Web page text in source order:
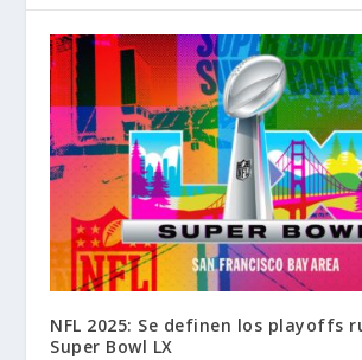
NFL 2025: Se definen los playoffs
Super Bowl LX